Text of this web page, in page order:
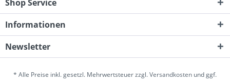
Shop Service
Informationen
Newsletter
* Alle Preise inkl. gesetzl. Mehrwertsteuer zzgl.Versandkosten und ggf.